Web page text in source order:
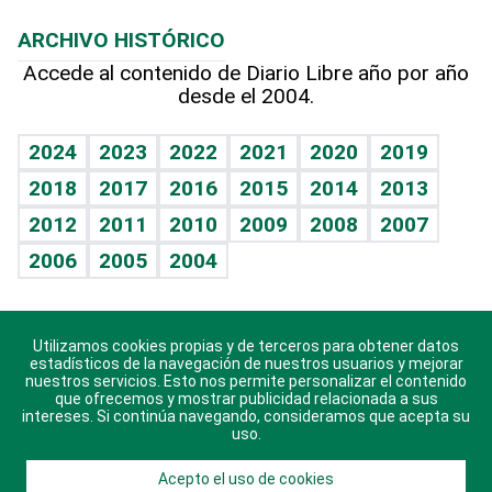
Hablando con el pediatra
Vida y familia
Eñe
Celebrando la vida
Sin complejos
En pocas palabras
Escuchando al corazón
Economía Personal
Línea de hit
TBT Deportivo
Más firmas
Hecho en casa
Guía del dinero
Cumpleaños
Horóscopos
Crucigramas
ARCHIVO HISTÓRICO
Accede al contenido de Diario Libre año por año
desde el 2004.
2024 2023 2022 2021 2020
2019
2018
2017 2016 2015 2014
2013
2012
2011 2010 2009 2008
2007
2006
2005 2004
Descarga nuestras aplicaciones para Android, iOS y
sistema Huawei.
Utilizamos cookies propias y de terceros para obtener datos
estadísticos de la navegación de nuestros usuarios y mejorar
nuestros servicios. Esto nos permite personalizar el contenido
que ofrecemos y mostrar publicidad relacionada a sus
intereses. Si continúa navegando, consideramos que acepta su
uso.
Acepto el uso de cookies